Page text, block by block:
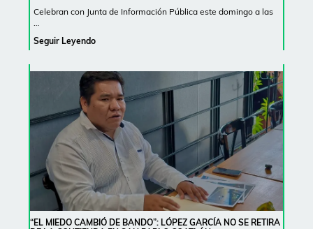
Celebran con Junta de Información Pública este domingo a las
…
Seguir Leyendo
“EL MIEDO CAMBIÓ DE BANDO”: LÓPEZ GARCÍA NO SE RETIRA